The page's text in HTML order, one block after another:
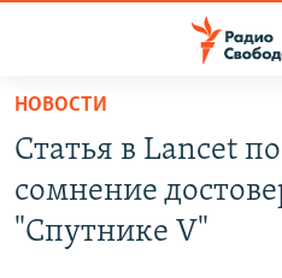
упрощенного
доступа
основному
АВТОРСКИЕ ПРОЕКТЫ
НОВОСТИ
Статья в Lancet
сомнение
"Спутнике V"